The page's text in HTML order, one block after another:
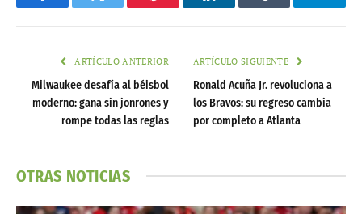
FacebookTwitter Pinterest LinkedInTumblr
ARTÍCULO ANTERIOR
Milwaukee desafía al béisbol
moderno: gana sin jonrones y
rompe todas las reglas
ARTÍCULO SIGUIENTE
Ronald Acuña Jr. revoluciona a
los Bravos: su regreso cambia
por completo a Atlanta
OTRAS NOTICIAS